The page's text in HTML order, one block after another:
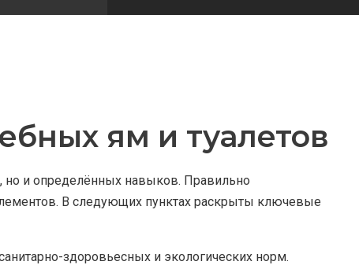
ям и туалетов
но и определённых навыков. Правильно
В следующих пунктах раскрыты ключевые
здоровьесных и экологических норм.